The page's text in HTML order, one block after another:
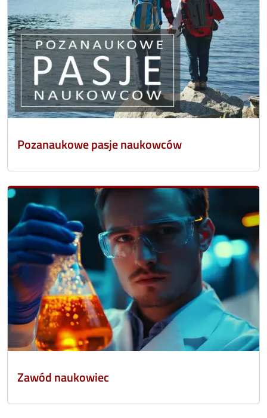
Pozanaukowe pasje naukowców
Zawód naukowiec